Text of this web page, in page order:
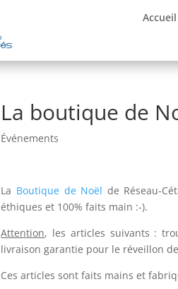
Accueil
La boutique de
Événements
La Boutique de Noël de Réseau-
éthiques et 100% faits main :-).
Attention, les articles suivants :
livraison garantie pour le réveillon
Ces articles sont faits mains et